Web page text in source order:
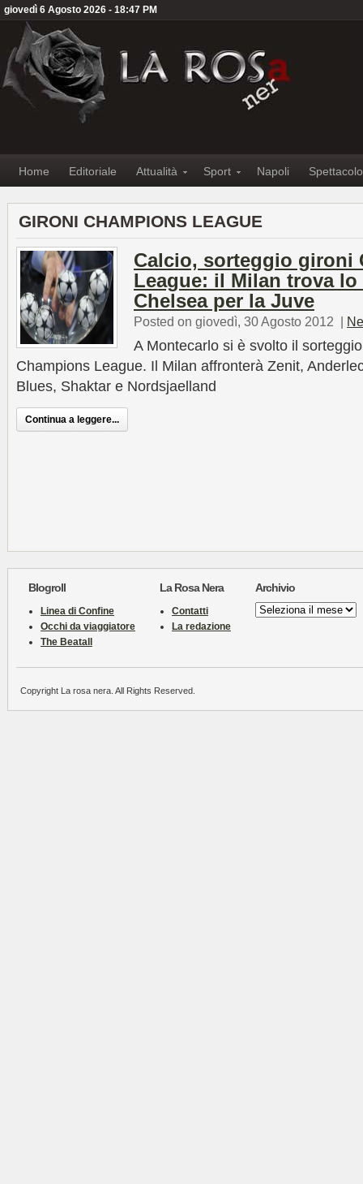
giovedì 6 Agosto 2026 - 18:47 PM
Home Editoriale Attualità Sport Napoli Spettacolo
GIRONI CHAMPIONS LEAGUE
Calcio, sorteggio gironi
League: il Milan trova lo
Chelsea per la Juve
Posted on giovedì, 30 Agosto 2012 |
A Montecarlo si è svolto il
Champions League. Il Milan affronterà Zenit,
Blues, Shaktar e Nordsjaelland
Continua a leggere...
Blogroll
Linea di Confine
Occhi da viaggiatore
The Beatall
La Rosa Nera
Contatti
La redazione
Archivio
Archivio
Copyright La rosa nera. All Rights Reserved.